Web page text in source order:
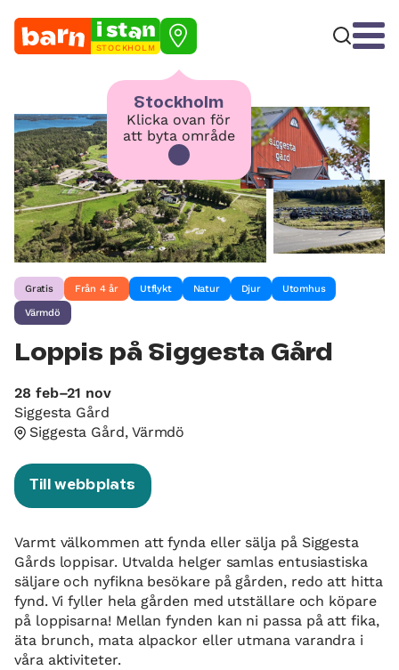
STOCKHOLM
Stockholm
Klicka ovan för
att byta område
Gratis Från 4 år Utflykt Natur Djur Utomhus
Värmdö
Loppis på Siggesta Gård
28 feb–21 nov
Siggesta Gård
Siggesta Gård, Värmdö
Till webbplats
Varmt välkommen att fynda eller sälja på Siggesta
Gårds loppisar. Utvalda helger samlas entusiastiska
säljare och nyfikna besökare på gården, redo att hitta
fynd. Vi fyller hela gården med utställare och köpare
på loppisarna! Mellan fynden kan ni passa på att fika,
äta brunch, mata alpackor eller utmana varandra i
våra aktiviteter.